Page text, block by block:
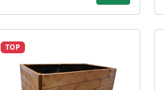
TOP